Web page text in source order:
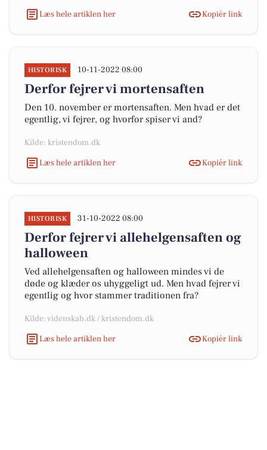
Læs hele artiklen her
Kopiér link
HISTORISK 10-11-2022 08:00
Derfor fejrer vi mortensaften
Den 10. november er mortensaften. Men hvad er det
egentlig, vi fejrer, og hvorfor spiser vi and?
Kilde: kristendom.dk
Læs hele artiklen her
Kopiér link
HISTORISK 31-10-2022 08:00
Derfor fejrer vi allehelgensaften og
halloween
Ved allehelgensaften og halloween mindes vi de
døde og klæder os uhyggeligt ud. Men hvad fejrer vi
egentlig og hvor stammer traditionen fra?
Kilde: videnskab.dk / kristendom.dk
Læs hele artiklen her
Kopiér link